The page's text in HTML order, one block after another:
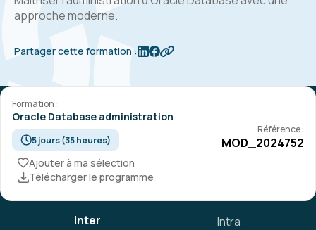
approche moderne.
Partager cette formation :
Formation :
Oracle Database administration
5 jours (35 heures)
Référence :
MOD_2024752
Ajouter à ma sélection
Télécharger le programme
Inter Intra